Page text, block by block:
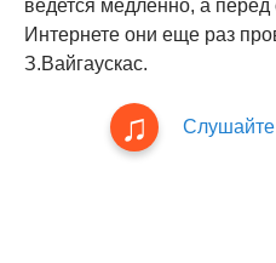
ведется медленно, а
Интернете они еще раз
З.Вайгаускас.